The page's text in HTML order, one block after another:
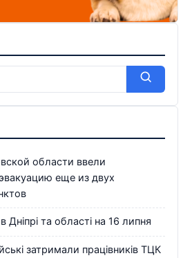
области ввели
еще из двух
Дніпрі та області на 16 липня
затримали працівників ТЦК